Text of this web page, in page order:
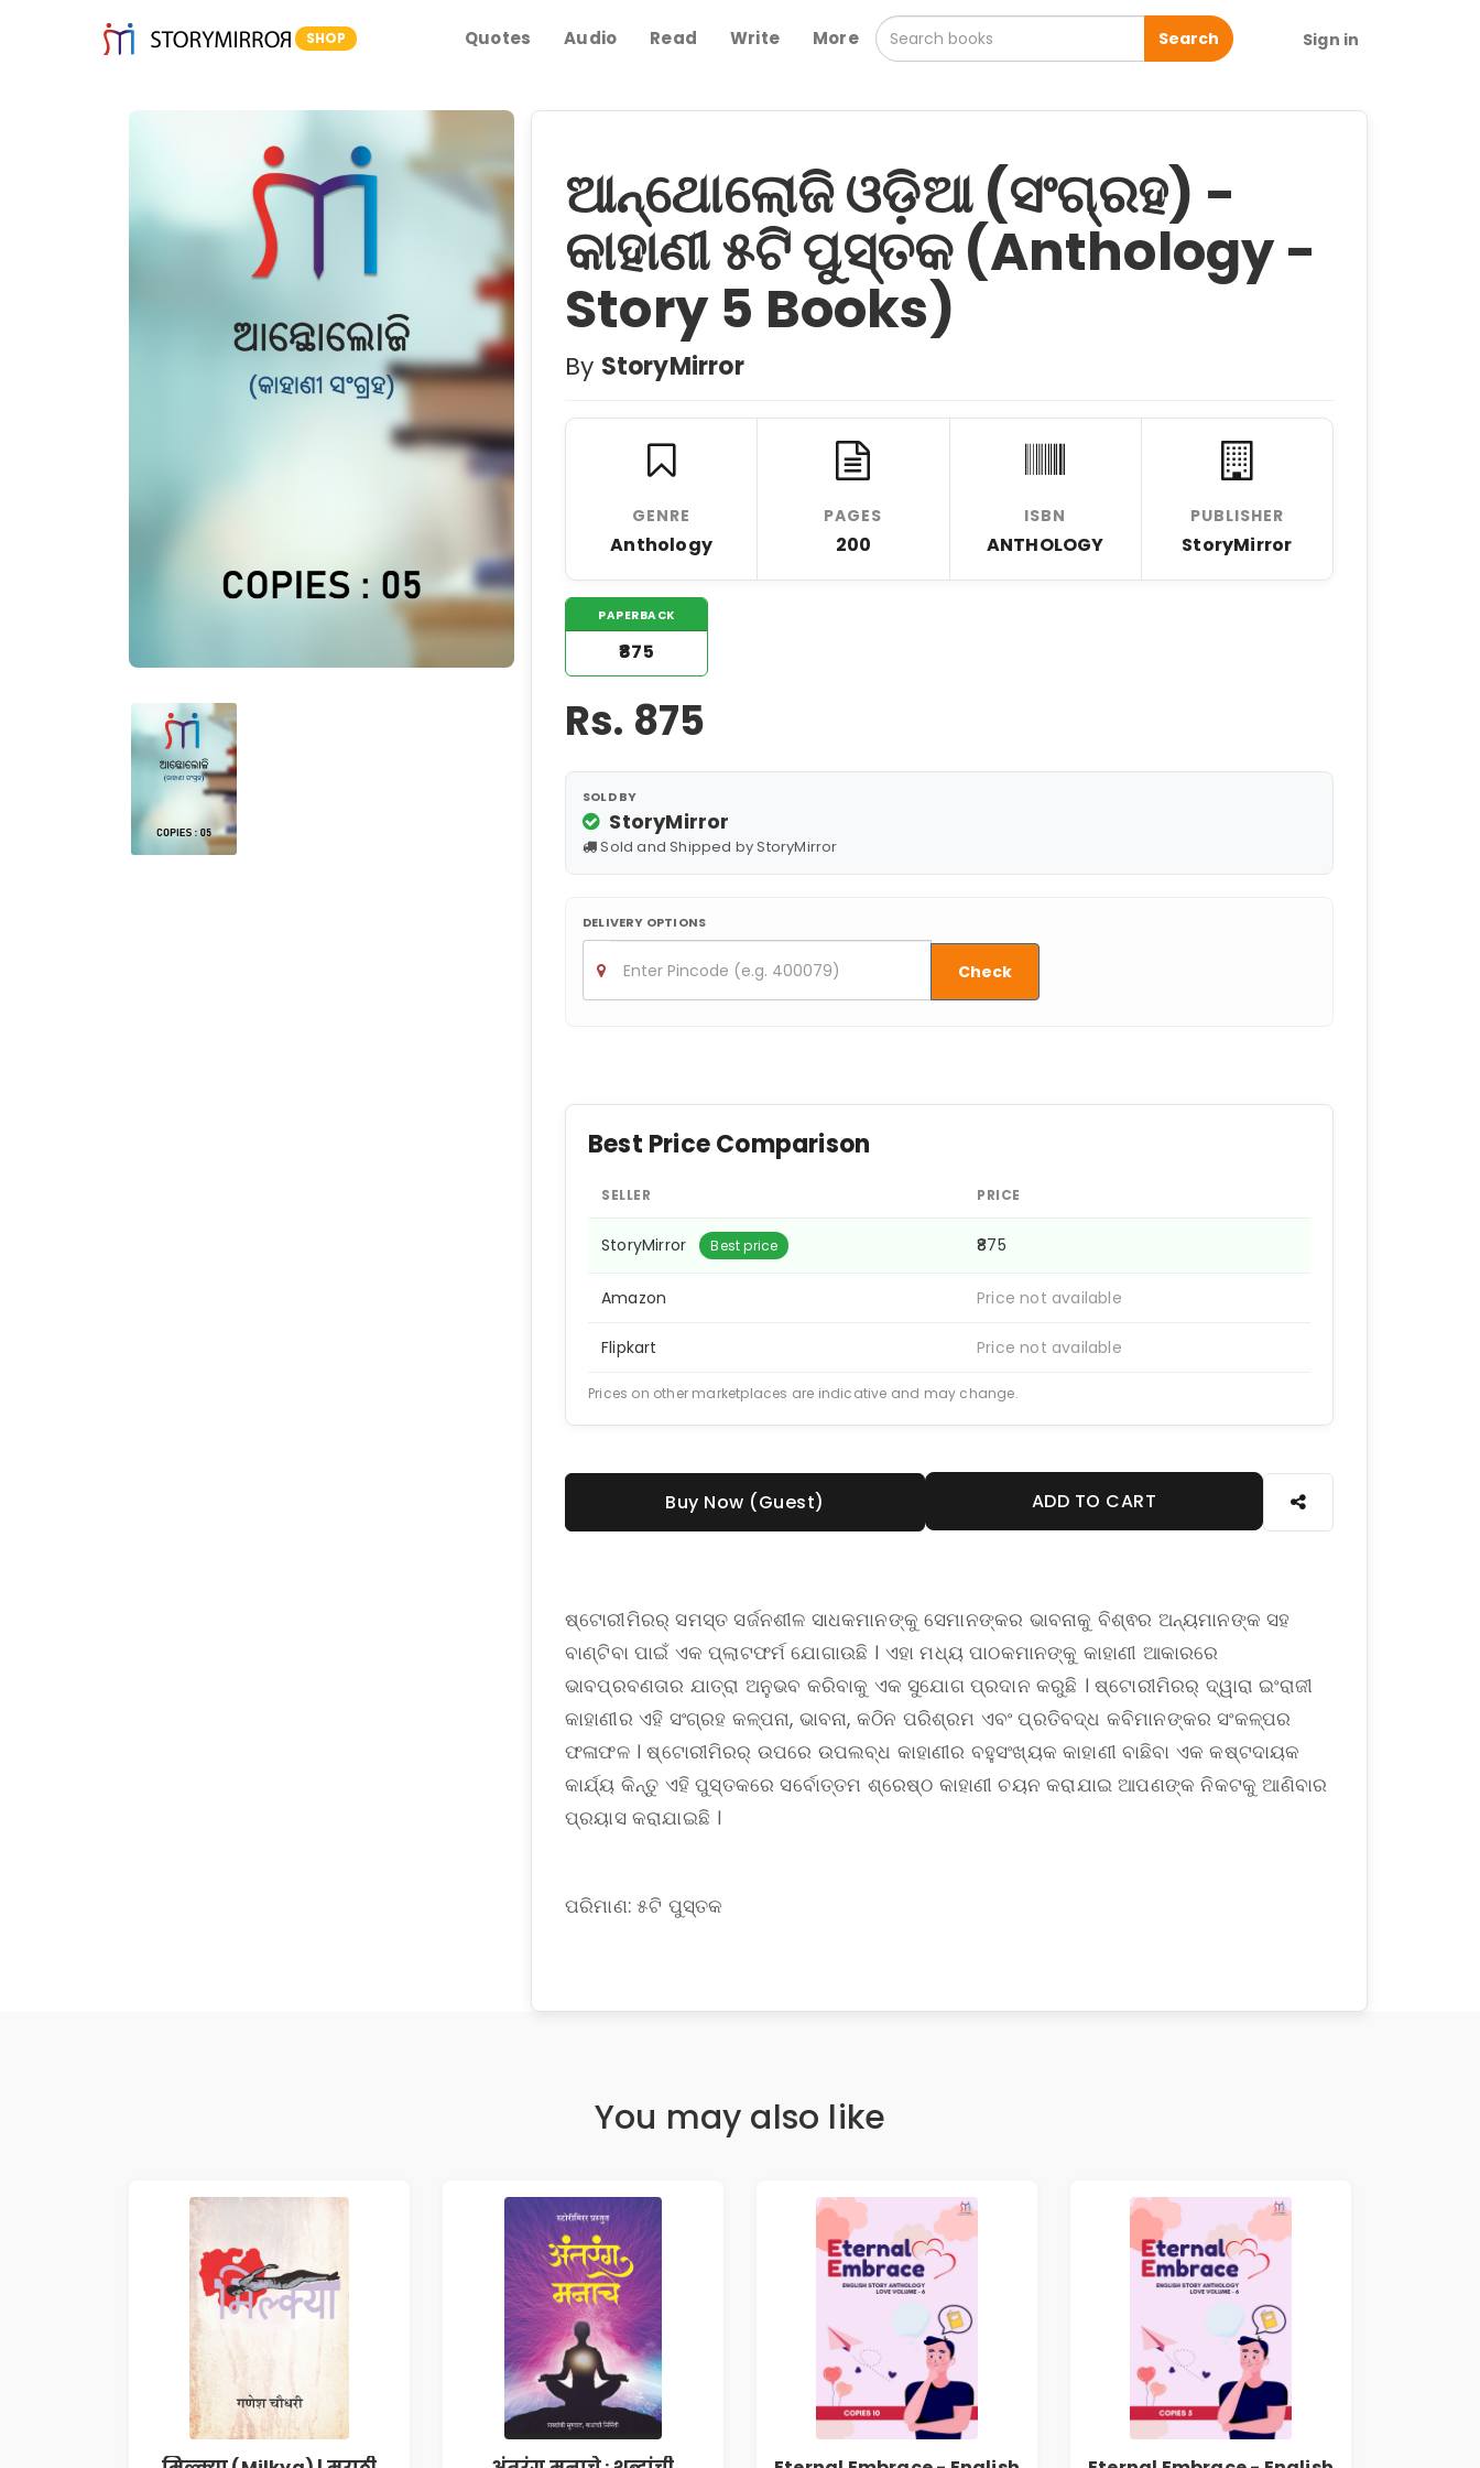
SHOP Quotes Audio Read Write More Search Sign in
ଆନ୍ଥୋଲୋଜି ଓଡ଼ିଆ (ସଂଗ୍ରହ) -
କାହାଣୀ ୫ଟି ପୁସ୍ତକ (Anthology -
Story 5 Books)
By StoryMirror
GENRE
Anthology
PAGES
200
ISBN
ANTHOLOGY
PUBLISHER
StoryMirror
PAPERBACK
₹875
Rs. 875
SOLD BY
StoryMirror
Sold and Shipped by StoryMirror
DELIVERY OPTIONS
Check
Best Price Comparison
SELLER PRICE
StoryMirror Best price ₹875
Amazon Price not available
Flipkart Price not available
Prices on other marketplaces are indicative and may change.
Buy Now (Guest) ADD TO CART
ଷ୍ଟୋରୀମିରର୍ ସମସ୍ତ ସର୍ଜନଶୀଳ ସାଧକମାନଙ୍କୁ ସେମାନଙ୍କର ଭାବନାକୁ ବିଶ୍ଵର ଅନ୍ୟମାନଙ୍କ ସହ
ବାଣ୍ଟିବା ପାଇଁ ଏକ ପ୍ଲାଟଫର୍ମ ଯୋଗାଉଛି । ଏହା ମଧ୍ୟ ପାଠକମାନଙ୍କୁ କାହାଣୀ ଆକାରରେ
ଭାବପ୍ରବଣତାର ଯାତ୍ରା ଅନୁଭବ କରିବାକୁ ଏକ ସୁଯୋଗ ପ୍ରଦାନ କରୁଛି । ଷ୍ଟୋରୀମିରର୍ ଦ୍ୱାରା ଇଂରାଜୀ
କାହାଣୀର ଏହି ସଂଗ୍ରହ କଳ୍ପନା, ଭାବନା, କଠିନ ପରିଶ୍ରମ ଏବଂ ପ୍ରତିବଦ୍ଧ କବିମାନଙ୍କର ସଂକଳ୍ପର
ଫଳାଫଳ । ଷ୍ଟୋରୀମିରର୍ ଉପରେ ଉପଲବ୍ଧ କାହାଣୀର ବହୁସଂଖ୍ୟକ କାହାଣୀ ବାଛିବା ଏକ କଷ୍ଟଦାୟକ
କାର୍ଯ୍ୟ କିନ୍ତୁ ଏହି ପୁସ୍ତକରେ ସର୍ବୋତ୍ତମ ଶ୍ରେଷ୍ଠ କାହାଣୀ ଚୟନ କରାଯାଇ ଆପଣଙ୍କ ନିକଟକୁ ଆଣିବାର
ପ୍ରୟାସ କରାଯାଇଛି ।
ପରିମାଣ: ୫ଟି ପୁସ୍ତକ
You may also like